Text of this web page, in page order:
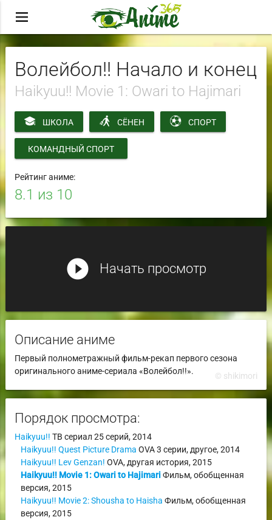
menu
Волейбол!! Начало и конец
Haikyuu!! Movie 1: Owari to Hajimari
ШКОЛА СЁНЕН СПОРТ
КОМАНДНЫЙ СПОРТ
Рейтинг аниме:
8.1 из 10
play_circle_filled Начать просмотр
Описание аниме
Первый полнометражный фильм-рекап первого сезона
оригинального аниме-сериала «Волейбол!!».
© shikimori
Порядок просмотра:
Haikyuu!! ТВ сериал 25 серий,2014
Haikyuu!! Quest Picture Drama OVA3 серии, другое,2014
Haikyuu!! Lev Genzan! OVA, другая история,2015
Haikyuu!! Movie 1: Owari to HajimariФильм,обобщенная
версия,2015
Haikyuu!! Movie 2: Shousha to Haisha Фильм,обобщенная
версия,2015